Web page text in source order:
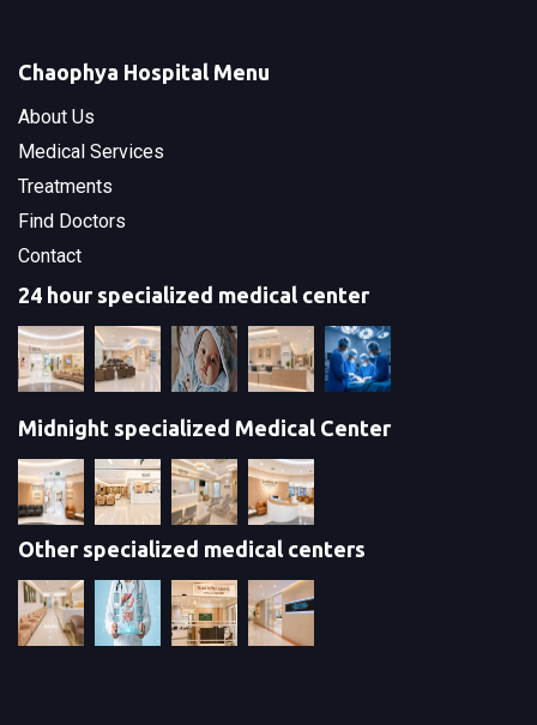
Chaophya Hospital Menu
About Us
Medical Services
Treatments
Find Doctors
Contact
24 hour specialized medical center
Midnight specialized Medical Center
Other specialized medical centers